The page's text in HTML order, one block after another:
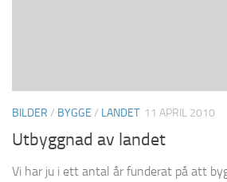
BILDER / BYGGE / LANDET 11 APRIL 2010
Utbyggnad av landet
Vi har ju i ett antal år funderat på att